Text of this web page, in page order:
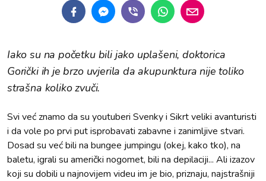
Iako su na početku bili jako uplašeni, doktorica
Gorički ih je brzo uvjerila da akupunktura nije toliko
strašna koliko zvuči.
Svi već znamo da su youtuberi Svenky i Sikrt veliki avanturisti
i da vole po prvi put isprobavati zabavne i zanimljive stvari.
Dosad su već bili na bungee jumpingu (okej, kako tko), na
baletu, igrali su američki nogomet, bili na depilaciji... Ali izazov
koji su dobili u najnovijem videu im je bio, priznaju, najstrašniji